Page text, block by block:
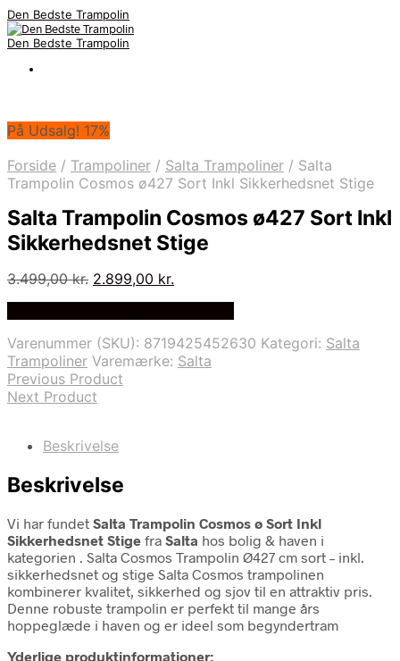
Den Bedste Trampolin
Den Bedste Trampolin
På Udsalg! 17%
Forside / Trampoliner / Salta Trampoliner / Salta
Trampolin Cosmos ø427 Sort Inkl Sikkerhedsnet Stige
Salta Trampolin Cosmos ø427 Sort Inkl
Sikkerhedsnet Stige
3.499,00kr. Den
3.499,00 kr..
2.899,00 kr.
2.899,00 kr..
Varenummer (SKU): 8719425452630 Kategori: Salta
Trampoliner Varemærke: Salta
Previous Product
Next Product
Beskrivelse
Beskrivelse
Vi har fundet Salta Trampolin Cosmos ø Sort Inkl
Sikkerhedsnet Stige fra Salta hos bolig & haven i
kategorien . Salta Cosmos Trampolin Ø427 cm sort – inkl.
sikkerhedsnet og stige Salta Cosmos trampolinen
kombinerer kvalitet, sikkerhed og sjov til en attraktiv pris.
Denne robuste trampolin er perfekt til mange års
hoppeglæde i haven og er ideel som begyndertram
Yderlige produktinformationer: